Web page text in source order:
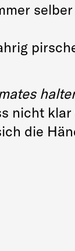
nicht
die